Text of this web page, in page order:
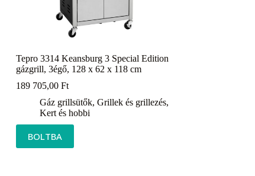
Tepro 3314 Keansburg 3 Special Edition
gázgrill, 3égő, 128 x 62 x 118 cm
189 705,00 Ft
Gáz grillsütők, Grillek és grillezés,
Kert és hobbi
BOLTBA